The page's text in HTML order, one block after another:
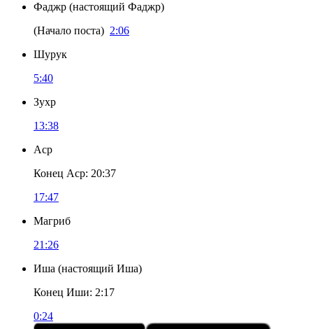
Фаджр (настоящий Фаджр)
(Начало поста) 2:06
Шурук
5:40
Зухр
13:38
Аср
Конец Аср: 20:37
17:47
Магриб
21:26
Иша (настоящий Иша)
Конец Иши: 2:17
0:24